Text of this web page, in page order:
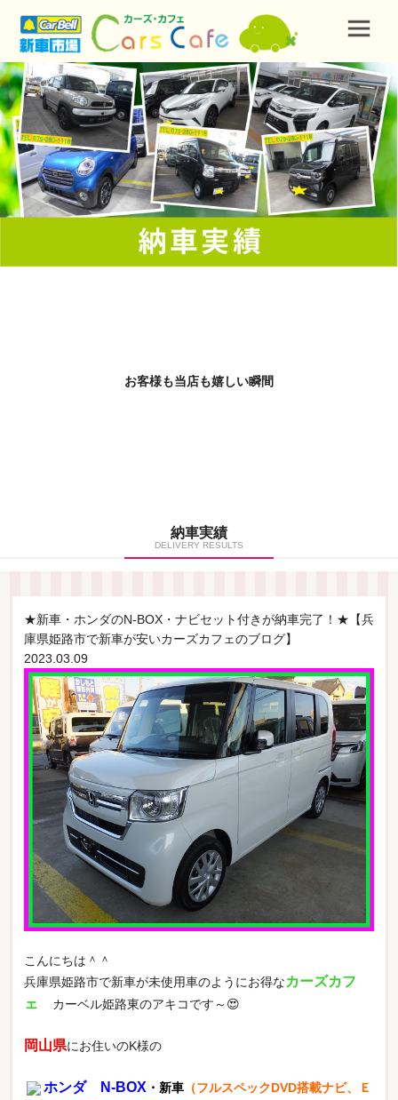
お客様も当店も嬉しい瞬間
納車実績
DELIVERY RESULTS
★新車・ホンダのN-BOX・ナビセット付きが納車完了！★【兵
庫県姫路市で新車が安いカーズカフェのブログ】
2023.03.09
こんにちは＾＾
兵庫県姫路市で新車が未使用車のようにお得なカーズカフ
ェ
カーベル姫路東のアキコです～😍
岡山県にお住いのK様の
ホンダ N-BOX ・新車（フルスペックDVD搭載ナビ、Ｅ